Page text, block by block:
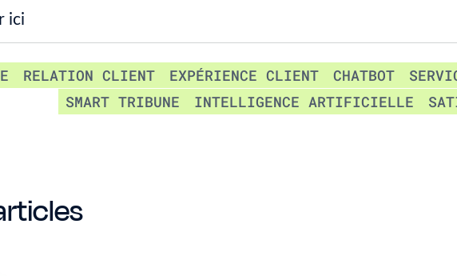
RELATION CLIENT EXPÉRIENCE CLIENT CHATBOT
SMART TRIBUNE
INTELLIGENCE ARTIFICIELLE